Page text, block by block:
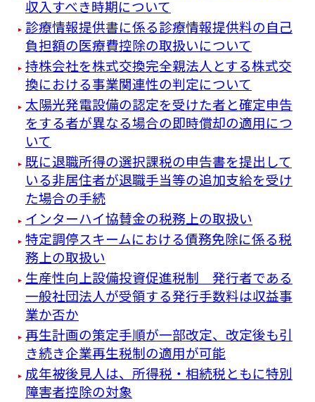
収入すべき時期について
診療情報提供書に係る診療情報提供料の自己
負担額の医療費控除の取扱いについて
持株会社を株式交換完全親法人とする株式交
換における事業関連性の判定について
太陽光発電設備の認定を受けた者と確定申告
をする者が異なる場合の即時償却の適用につ
いて
既に退職所得の選択課税の申告書を提出して
いる非居住者が退職手当等の追加支給を受け
た場合の手続
インターハイ協賛金の税務上の取扱い
特定調停スキームにおける債務免除に係る税
務上の取扱い
生産性向上設備投資促進税制 発行者である
一般社団法人が受領する発行手数料は収益事
業か否か
再生計画の策定手順が一部改定、改定後も引
き続き企業再生税制の適用が可能
成年被後見人は、所得税・相続税ともに特別
障害者控除の対象